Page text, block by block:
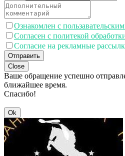
Ознакомлен с
Согласен с политекой
Согласие на рекламные
Отправить
Close
Ваше обращение успешно
ближайшее время.
Спасибо!
Ok